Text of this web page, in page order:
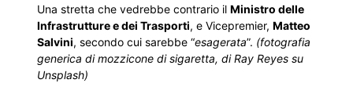
Una stretta che vedrebbe contrario il Ministro delle
Infrastrutture e dei Trasporti, e Vicepremier, Matteo
Salvini, secondo cui sarebbe “esagerata”. (fotografia
generica di mozzicone di sigaretta, di Ray Reyes su
Unsplash)